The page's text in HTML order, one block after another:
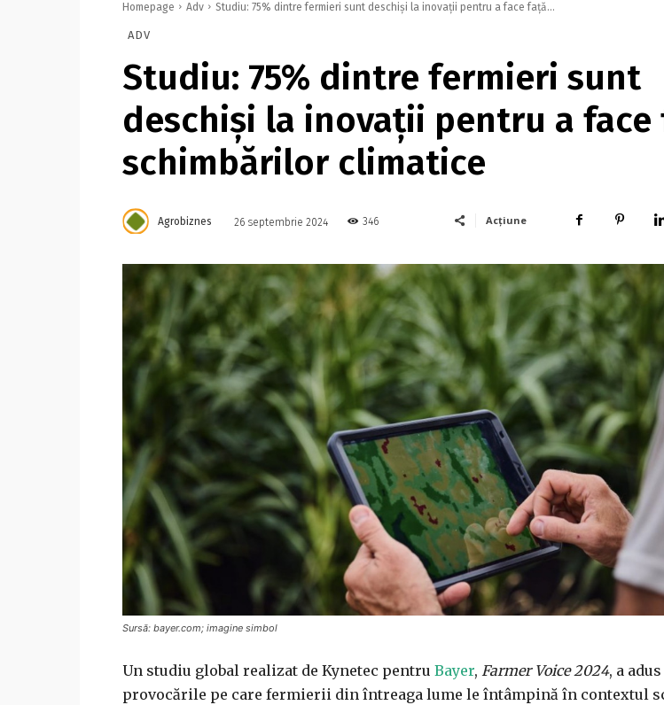
Homepage Adv Studiu: 75% dintre fermieri sunt deschiși la inovații pentru a face față...
ADV
Studiu: 75% dintre fermieri sunt
deschiși la inovații pentru a face
schimbărilor climatice
Agrobiznes 26 septembrie 2024 346 Acțiune
Sursă: bayer.com; imagine simbol
Un studiu global realizat de Kynetec pentru Bayer, Farmer Voice 2024, a
provocările pe care fermierii din întreaga lume le întâmpină în contextul